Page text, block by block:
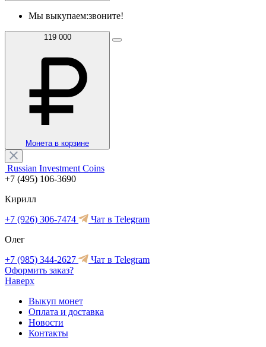
Мы выкупаем:звоните!
119 000
Монета в корзине
Russian Investment Coins
+7 (495) 106-3690
Кирилл
+7 (926) 306-7474
Чат в Telegram
Олег
+7 (985) 344-2627
Чат в Telegram
Оформить заказ?
Наверх
Выкуп монет
Оплата и доставка
Новости
Контакты